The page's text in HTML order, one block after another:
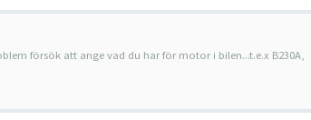
försök att ange vad du har för motor i bilen...t.e.x B230A,